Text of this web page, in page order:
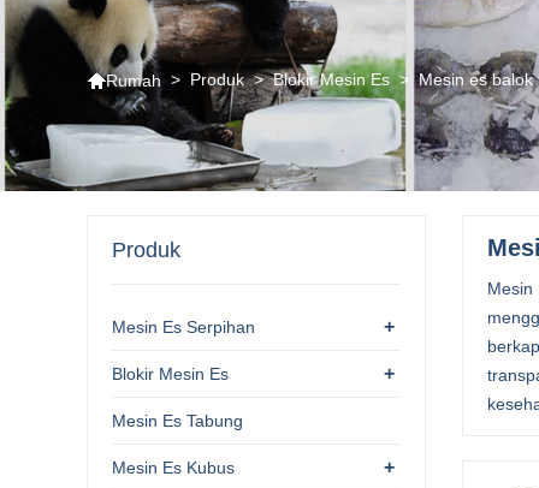
Rumah > Produk > Blokir Mesin Es > Mesin es balok
Mesin
Produk
+
Mesin Es Serpihan
+
Blokir Mesin Es
Mesin Es Tabung
+
Mesin Es Kubus